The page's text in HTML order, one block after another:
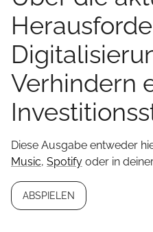
Verhindern
Diese Ausgabe entweder
Music, Spotify oder in
ABSPIELEN